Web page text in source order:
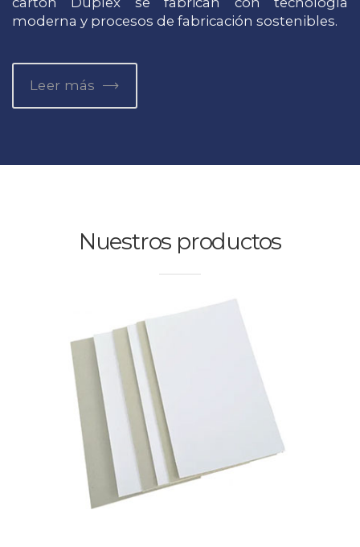
moderna y procesos de fabricación sostenibles.
Leer más
Nuestros productos
Navvy de píxeles
Tablero Dúplex Dorso Gris
Disponible en
230 a 450 g/m²